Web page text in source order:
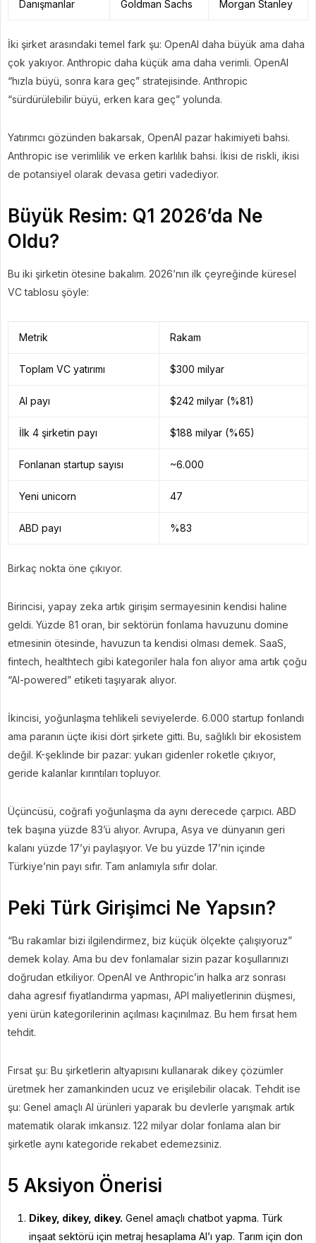
Danışmanlar Goldman Sachs Morgan Stanley
İki şirket arasındaki temel fark şu: OpenAI daha büyük ama daha
çok yakıyor. Anthropic daha küçük ama daha verimli. OpenAI
“hızla büyü, sonra kara geç” stratejisinde. Anthropic
“sürdürülebilir büyü, erken kara geç” yolunda.
Yatırımcı gözünden bakarsak, OpenAI pazar hakimiyeti bahsi.
Anthropic ise verimlilik ve erken karlılık bahsi. İkisi de riskli, ikisi
de potansiyel olarak devasa getiri vadediyor.
Büyük Resim: Q1 2026’da Ne
Oldu?
Bu iki şirketin ötesine bakalım. 2026’nın ilk çeyreğinde küresel
VC tablosu şöyle:
Metrik Rakam
Toplam VC yatırımı $300 milyar
AI payı $242 milyar (%81)
İlk 4 şirketin payı $188 milyar (%65)
Fonlanan startup sayısı ~6.000
Yeni unicorn 47
ABD payı %83
Birkaç nokta öne çıkıyor.
Birincisi, yapay zeka artık girişim sermayesinin kendisi haline
geldi. Yüzde 81 oran, bir sektörün fonlama havuzunu domine
etmesinin ötesinde, havuzun ta kendisi olması demek. SaaS,
fintech, healthtech gibi kategoriler hala fon alıyor ama artık çoğu
“AI-powered” etiketi taşıyarak alıyor.
İkincisi, yoğunlaşma tehlikeli seviyelerde. 6.000 startup fonlandı
ama paranın üçte ikisi dört şirkete gitti. Bu, sağlıklı bir ekosistem
değil. K-şeklinde bir pazar: yukarı gidenler roketle çıkıyor,
geride kalanlar kırıntıları topluyor.
Üçüncüsü, coğrafi yoğunlaşma da aynı derecede çarpıcı. ABD
tek başına yüzde 83’ü alıyor. Avrupa, Asya ve dünyanın geri
kalanı yüzde 17’yi paylaşıyor. Ve bu yüzde 17’nin içinde
Türkiye’nin payı sıfır. Tam anlamıyla sıfır dolar.
Peki Türk Girişimci Ne Yapsın?
“Bu rakamlar bizi ilgilendirmez, biz küçük ölçekte çalışıyoruz”
demek kolay. Ama bu dev fonlamalar sizin pazar koşullarınızı
doğrudan etkiliyor. OpenAI ve Anthropic’in halka arz sonrası
daha agresif fiyatlandırma yapması, API maliyetlerinin düşmesi,
yeni ürün kategorilerinin açılması kaçınılmaz. Bu hem fırsat hem
tehdit.
Fırsat şu: Bu şirketlerin altyapısını kullanarak dikey çözümler
üretmek her zamankinden ucuz ve erişilebilir olacak. Tehdit ise
şu: Genel amaçlı AI ürünleri yaparak bu devlerle yarışmak artık
matematik olarak imkansız. 122 milyar dolar fonlama alan bir
şirketle aynı kategoride rekabet edemezsiniz.
5 Aksiyon Önerisi
Dikey, dikey, dikey. Genel amaçlı chatbot yapma. Türk
inşaat sektörü için metraj hesaplama AI’ı yap. Tarım için don